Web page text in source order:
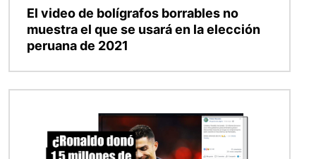
El video de bolígrafos borrables no
muestra el que se usará en la elección
peruana de 2021